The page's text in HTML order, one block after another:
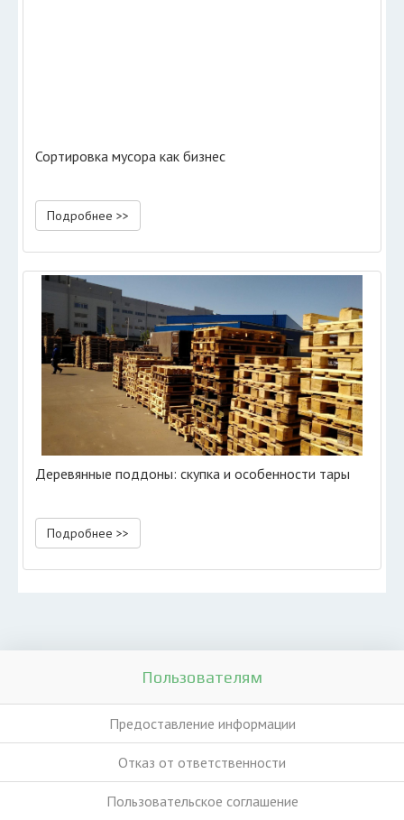
Сортировка мусора как бизнес
Подробнее >>
Деревянные поддоны: скупка и особенности тары
Подробнее >>
Пользователям
Предоставление информации
Отказ от ответственности
Пользовательское соглашение